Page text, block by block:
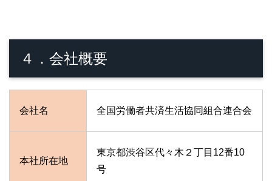
４．会社概要
会社名 全国労働者共済生活協同組合連合会
本社所在地
東京都渋谷区代々木２丁目12番10
号